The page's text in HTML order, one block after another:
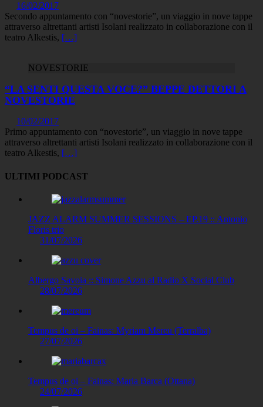
16/02/2017
Secondo appuntamento con “novestorie”, un viaggio in nove tappe
attraverso altrettanti artisti Isolani realizzato in collaborazione con il
teatro Alkestis, […]
NOVESTORIE
“LA SENTI QUESTA VOCE?” BEPPE DETTORI A
NOVESTORIE
10/02/2017
Primo appuntamento con “novestorie”, un viaggio in nove tappe
attraverso altrettanti artisti Isolani realizzato in collaborazione con il
teatro Alkestis, […]
ULTIMI PODCAST
JAZZ ALARM SUMMER SESSIONS – EP.19 :: Antonio
Floris trio
31/07/2026
Albergo Savoia :: Simone Azzu al Radio X Social Club
28/07/2026
Tempus de oi – Fainas: Myriam Mereu (Terralba)
27/07/2026
Tempus de oi – Fainas: Maria Barca (Ottana)
24/07/2026